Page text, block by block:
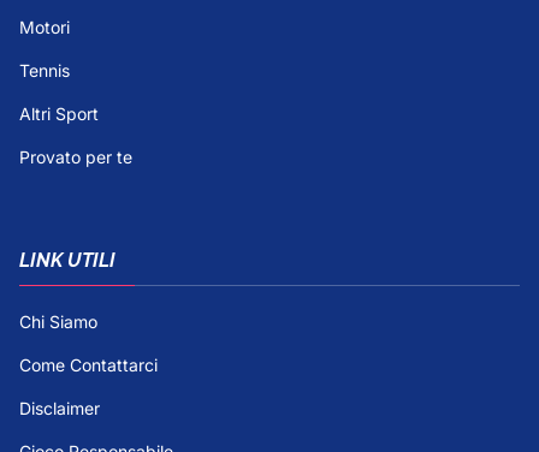
Motori
Tennis
Altri Sport
Provato per te
LINK UTILI
Chi Siamo
Come Contattarci
Disclaimer